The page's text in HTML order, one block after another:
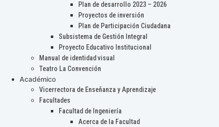
Plan de desarrollo 2023 – 2026
Proyectos de inversión
Plan de Participación Ciudadana
Subsistema de Gestión Integral
Proyecto Educativo Institucional
Manual de identidad visual
Teatro La Convención
Académico
Vicerrectora de Enseñanza y Aprendizaje
Facultades
Facultad de Ingeniería
Acerca de la Facultad